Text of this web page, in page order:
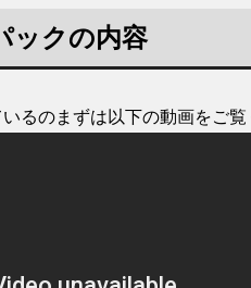
ックの内容
るのまずは以下の動画をご覧